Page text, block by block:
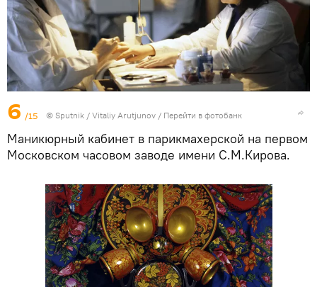
6 /15 © Sputnik / Vitaliy Arutjunov / Перейти в фотобанк
Маникюрный кабинет в парикмахерской на первом
Московском часовом заводе имени С.М.Кирова.